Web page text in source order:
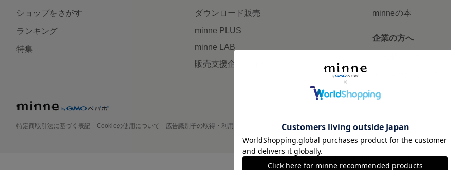
ショップをさがす
ランキング
特集
ダウンロード販売
minne PLUS
minne LAB
販売支援企画・イベント
minneの本
企業の方へ
特定商取引法に基づく表記 Cookieの使用について 広告識別子の取得・利用 プライバシーポリシー 会社概要 採用情報 メディアキット
©GMO Pepabo, Inc. All rights reserved.